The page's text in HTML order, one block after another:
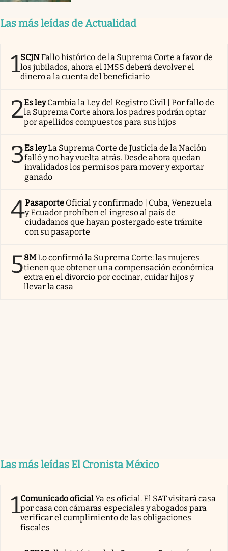
Las más leídas de Actualidad
1SCJNFallo histórico de la Suprema Corte a favor de
los jubilados, ahora el IMSS deberá devolver el
dinero a la cuenta del beneficiario
2Es ley Cambia la Ley del Registro Civil | Por fallo de
la Suprema Corte ahora los padres podrán optar
por apellidos compuestos para sus hijos
3Es leyLa Suprema Corte de Justicia de la Nación
falló y no hay vuelta atrás. Desde ahora quedan
invalidados los permisos para mover y exportar
ganado
4Pasaporte Oficial y confirmado | Cuba, Venezuela
y Ecuador prohíben el ingreso al país de
ciudadanos que hayan postergado este trámite
con su pasaporte
58MLo confirmó la Suprema Corte: las mujeres
tienen que obtener una compensación económica
extra en el divorcio por cocinar, cuidar hijos y
llevar la casa
Las más leídas El Cronista México
1Comunicado oficialYa es oficial. El SAT visitará casa
por casa con cámaras especiales y abogados para
verificar el cumplimiento de las obligaciones
fiscales